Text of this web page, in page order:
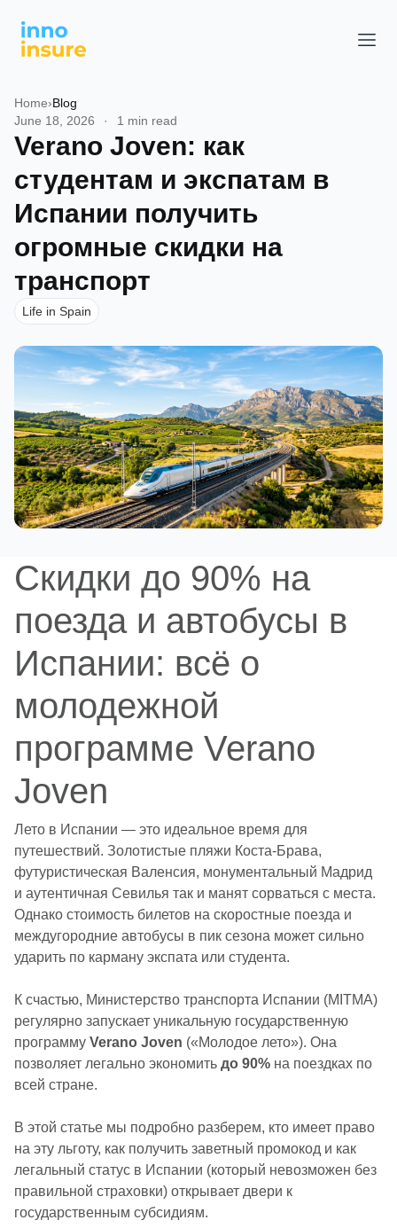
Home›Blog
June 18, 2026
· 1 min read
Verano Joven: как
студентам и экспатам в
Испании получить
огромные скидки на
транспорт
Life in Spain
Скидки до 90% на
поезда и автобусы в
Испании: всё о
молодежной
программе Verano
Joven
Лето в Испании — это идеальное время для
путешествий. Золотистые пляжи Коста-Брава,
футуристическая Валенсия, монументальный Мадрид
и аутентичная Севилья так и манят сорваться с места.
Однако стоимость билетов на скоростные поезда и
междугородние автобусы в пик сезона может сильно
ударить по карману экспата или студента.
К счастью, Министерство транспорта Испании (MITMA)
регулярно запускает уникальную государственную
программу Verano Joven («Молодое лето»). Она
позволяет легально экономить до 90% на поездках по
всей стране.
В этой статье мы подробно разберем, кто имеет право
на эту льготу, как получить заветный промокод и как
легальный статус в Испании (который невозможен без
правильной страховки) открывает двери к
государственным субсидиям.